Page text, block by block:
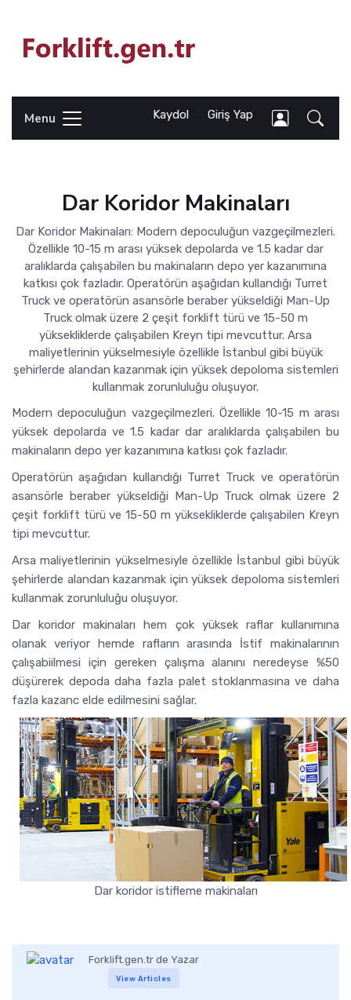
Menu Kaydol Giriş Yap
Dar Koridor Makinaları
Dar Koridor Makinaları: Modern depoculuğun vazgeçilmezleri.
Özellikle 10-15 m arası yüksek depolarda ve 1.5 kadar dar
aralıklarda çalışabilen bu makinaların depo yer kazanımına
katkısı çok fazladır. Operatörün aşağıdan kullandığı Turret
Truck ve operatörün asansörle beraber yükseldiği Man-Up
Truck olmak üzere 2 çeşit forklift türü ve 15-50 m
yüksekliklerde çalışabilen Kreyn tipi mevcuttur. Arsa
maliyetlerinin yükselmesiyle özellikle İstanbul gibi büyük
şehirlerde alandan kazanmak için yüksek depoloma sistemleri
kullanmak zorunluluğu oluşuyor.
Modern depoculuğun vazgeçilmezleri. Özellikle 10-15 m arası
yüksek depolarda ve 1.5 kadar dar aralıklarda çalışabilen bu
makinaların depo yer kazanımına katkısı çok fazladır.
Operatörün aşağıdan kullandığı Turret Truck ve operatörün
asansörle beraber yükseldiği Man-Up Truck olmak üzere 2
çeşit forklift türü ve 15-50 m yüksekliklerde çalışabilen Kreyn
tipi mevcuttur.
Arsa maliyetlerinin yükselmesiyle özellikle İstanbul gibi büyük
şehirlerde alandan kazanmak için yüksek depoloma sistemleri
kullanmak zorunluluğu oluşuyor.
Dar koridor makinaları hem çok yüksek raflar kullanımına
olanak veriyor hemde rafların arasında İstif makinalarının
çalışabiilmesi için gereken çalışma alanını neredeyse %50
düşürerek depoda daha fazla palet stoklanmasına ve daha
fazla kazanc elde edilmesini sağlar.
Dar koridor istifleme makinaları
Forklift.gen.tr de Yazar
View Articles